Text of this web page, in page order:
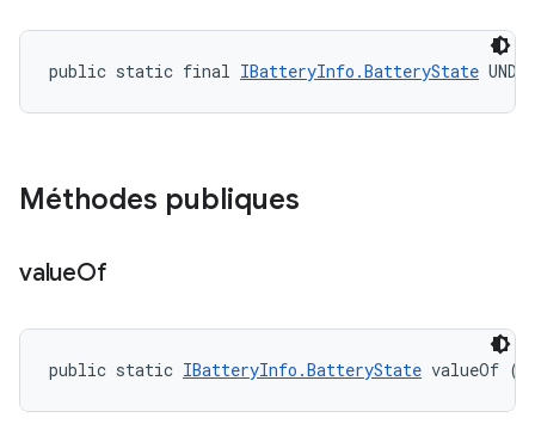
public static final IBatteryInfo.BatteryState
Méthodes publiques
valueOf
public static IBatteryInfo.BatteryState valueOf